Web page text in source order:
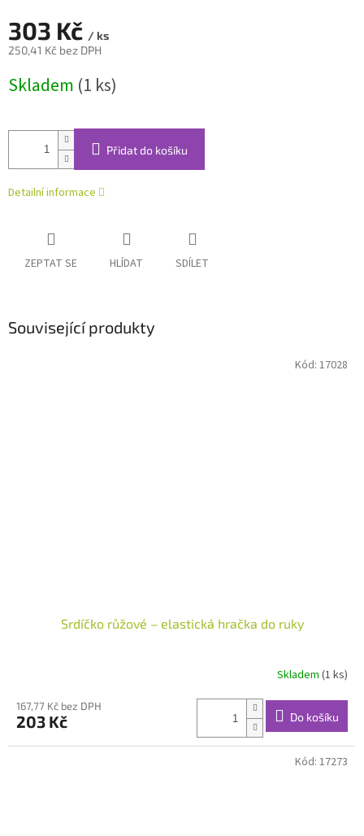
303 Kč / ks
250,41 Kč bez DPH
cena:
Skladem (1 ks)
Přidat do košíku
Detailní informace
ZEPTAT SE HLÍDAT SDÍLET
Související produkty
Srdíčko růžové – elastická hračka do ruky
produktu
je
Skladem(1 ks)
167,77 Kč bez DPH
203 Kč Do košíku
Kód: 17028
Kód: 17273